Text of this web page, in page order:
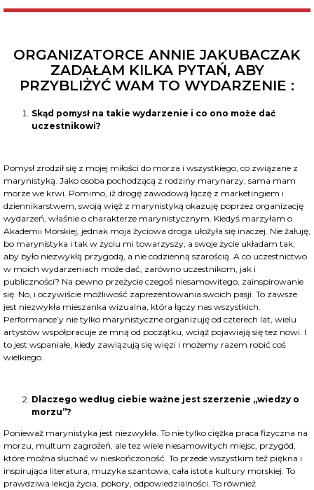
ORGANIZATORCE ANNIE JAKUBACZAK
ZADAŁAM KILKA PYTAŃ, ABY
PRZYBLIŻYĆ WAM TO WYDARZENIE :
Skąd pomysł na takie wydarzenie i co ono może dać
uczestnikowi?
Pomysł zrodził się z mojej miłości do morza i wszystkiego, co związane z
marynistyką. Jako osoba pochodzącą z rodziny marynarzy, sama mam
morze we krwi. Pomimo, iż drogę zawodową łączę z marketingiem i
dziennikarstwem, swoją więź z marynistyką okazuję poprzez organizację
wydarzeń, właśnie o charakterze marynistycznym. Kiedyś marzyłam o
Akademii Morskiej, jednak moja życiowa droga ułożyła się inaczej. Nie żałuję,
bo marynistyka i tak w życiu mi towarzyszy, a swoje życie układam tak,
aby było niezwykłą przygodą, a nie codzienną szarością. A co uczestnictwo
w moich wydarzeniach może dać, zarówno uczestnikom, jak i
publiczności? Na pewno przeżycie czegoś niesamowitego, zainspirowanie
się. No, i oczywiście możliwość zaprezentowania swoich pasji. To zawsze
jest niezwykła mieszanka wizualna, która łączy nas wszystkich.
Performance’y nie tylko marynistyczne organizuję od czterech lat, wielu
artystów współpracuje ze mną od początku, wciąż pojawiają się tez nowi. I
to jest wspaniałe, kiedy zawiązują się więzi i możemy razem robić coś
wielkiego.
Dlaczego według ciebie ważne jest szerzenie „wiedzy o
morzu”?
Ponieważ marynistyka jest niezwykła. To nie tylko ciężka praca fizyczna na
morzu, multum zagrożeń, ale tez wiele niesamowitych miejsc, przygód,
które można słuchać w nieskończoność. To przede wszystkim też piękna i
inspirująca literatura, muzyka szantowa, cała istota kultury morskiej. To
prawdziwa lekcja życia, pokory, odpowiedzialności. To również